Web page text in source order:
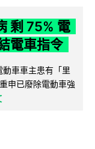
剩 75% 電
電車指令
車車主患有「里
申已廢除電動車強